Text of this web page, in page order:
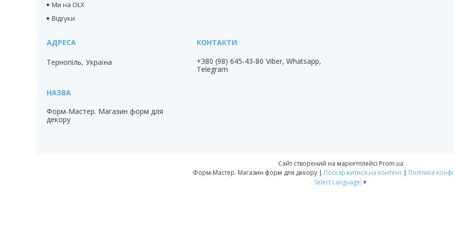
Ми на OLX
Відгуки
Тернопіль, Україна
Форм-Мастер. Магазин форм для
декору
+380 (98) 645-43-80 Viber, Whatsapp,
Telegram
Сайт створений на маркетплейсі Prom.ua
Форм-Мастер. Магазин форм для декору | Поскаржитися на контент | Політика
Select Language ▼